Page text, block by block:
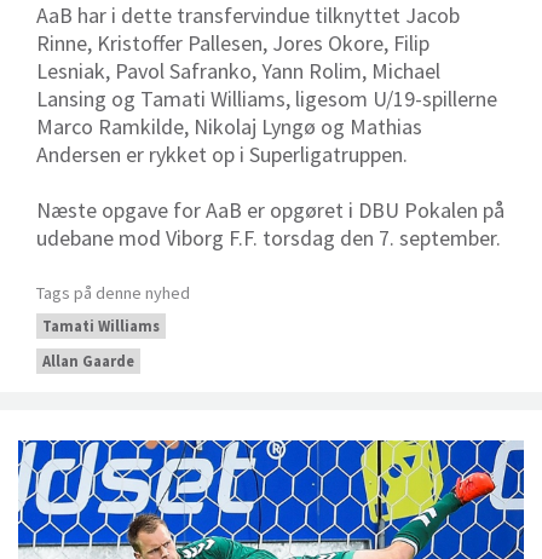
AaB har i dette transfervindue tilknyttet Jacob
Rinne, Kristoffer Pallesen, Jores Okore, Filip
Lesniak, Pavol Safranko, Yann Rolim, Michael
Lansing og Tamati Williams, ligesom U/19-spillerne
Marco Ramkilde, Nikolaj Lyngø og Mathias
Andersen er rykket op i Superligatruppen.
Næste opgave for AaB er opgøret i DBU Pokalen på
udebane mod Viborg F.F. torsdag den 7. september.
Tags på denne nyhed
Tamati Williams
Allan Gaarde